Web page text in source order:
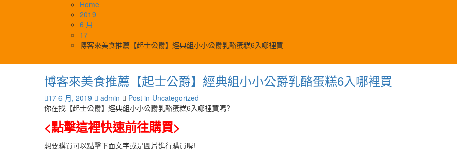
Home
2019
6 月
17
博客來美食推薦【起士公爵】經典組小小公爵乳酪蛋糕6入哪裡買
博客來美食推薦【起士公爵】經典組小小公爵乳酪蛋糕6入哪裡買
17 6 月, 2019 admin Post in Uncategorized
你在找【起士公爵】經典組小小公爵乳酪蛋糕6入哪裡買嗎?
<點擊這裡快速前往購買>
想要購買可以點擊下面文字或是圖片進行購買喔!